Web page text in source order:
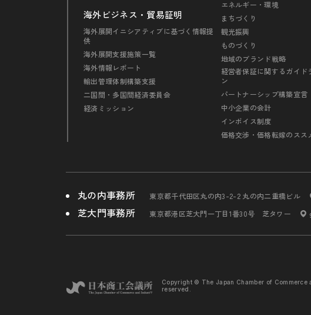
海外ビジネス・貿易証明
海外展開イニシアティブに基づく情報提
供
海外展開支援施策一覧
海外情報レポート
輸出管理体制構築支援
二国間・多国間経済委員会
経済ミッション
エネルギー・環境
まちづくり
観光振興
ものづくり
地域のブランド戦略
経営者保証に関するガイド
ン
パートナーシップ構築宣言
中小企業の会計
インボイス制度
価格交渉・価格転嫁のスス
丸の内事務所 東京都千代田区丸の内3-2-2 丸の内二重橋ビル
芝大門事務所 東京都港区芝大門一丁目1番30号 芝タワー
Copyright © The Japan Chamber of Commerce
reserved.